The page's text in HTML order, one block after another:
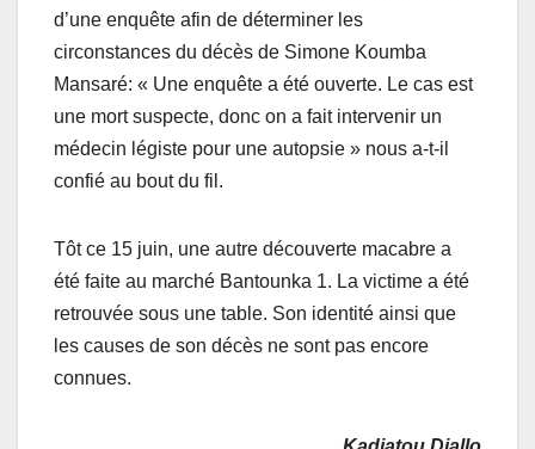
d’une enquête afin de déterminer les
circonstances du décès de Simone Koumba
Mansaré: « Une enquête a été ouverte. Le cas est
une mort suspecte, donc on a fait intervenir un
médecin légiste pour une autopsie » nous a-t-il
confié au bout du fil.
Tôt ce 15 juin, une autre découverte macabre a
été faite au marché Bantounka 1. La victime a été
retrouvée sous une table. Son identité ainsi que
les causes de son décès ne sont pas encore
connues.